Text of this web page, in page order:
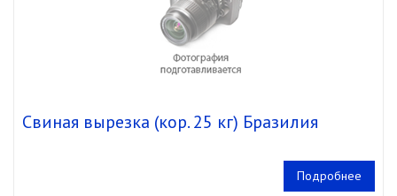
Свиная вырезка (кор. 25 кг) Бразилия
Подробнее